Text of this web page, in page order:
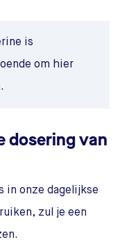
is
om hier
dosering van
in onze dagelijkse
zul je een